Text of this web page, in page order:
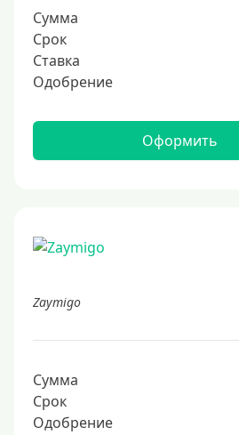
Сумма
Срок
Ставка
Одобрение
Оформить
Zaymigo
Сумма
Срок
Одобрение